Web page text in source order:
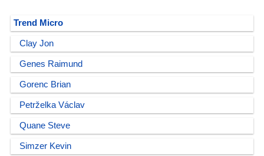
Trend Micro
Clay Jon
Genes Raimund
Gorenc Brian
Petrželka Václav
Quane Steve
Simzer Kevin